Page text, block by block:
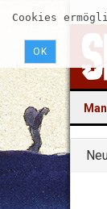
Cookies
OK